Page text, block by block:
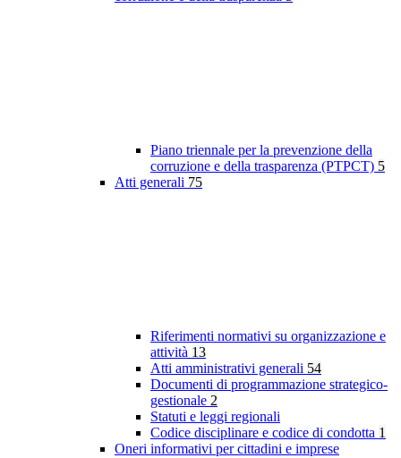
Piano triennale per la prevenzione della
corruzione e della trasparenza (PTPCT) 5
Atti generali 75
Riferimenti normativi su organizzazione e
attività 13
Atti amministrativi generali 54
Documenti di programmazione strategico-
gestionale 2
Statuti e leggi regionali
Codice disciplinare e codice di condotta 1
Oneri informativi per cittadini e imprese